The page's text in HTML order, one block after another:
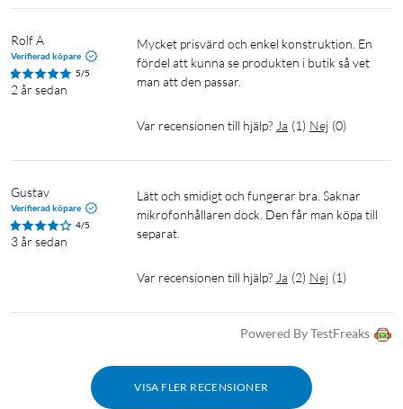
Rolf A
Verifierad köpare
5/5
2 år sedan
Mycket prisvärd och enkel konstruktion. En
fördel att kunna se produkten i butik så vet
man att den passar.
Var recensionen till hjälp? Ja (1) Nej (0)
Gustav
Verifierad köpare
4/5
3 år sedan
Lätt och smidigt och fungerar bra. Saknar
mikrofonhållaren dock. Den får man köpa till
separat.
Var recensionen till hjälp? Ja (2) Nej (1)
Powered By TestFreaks
VISA FLER RECENSIONER